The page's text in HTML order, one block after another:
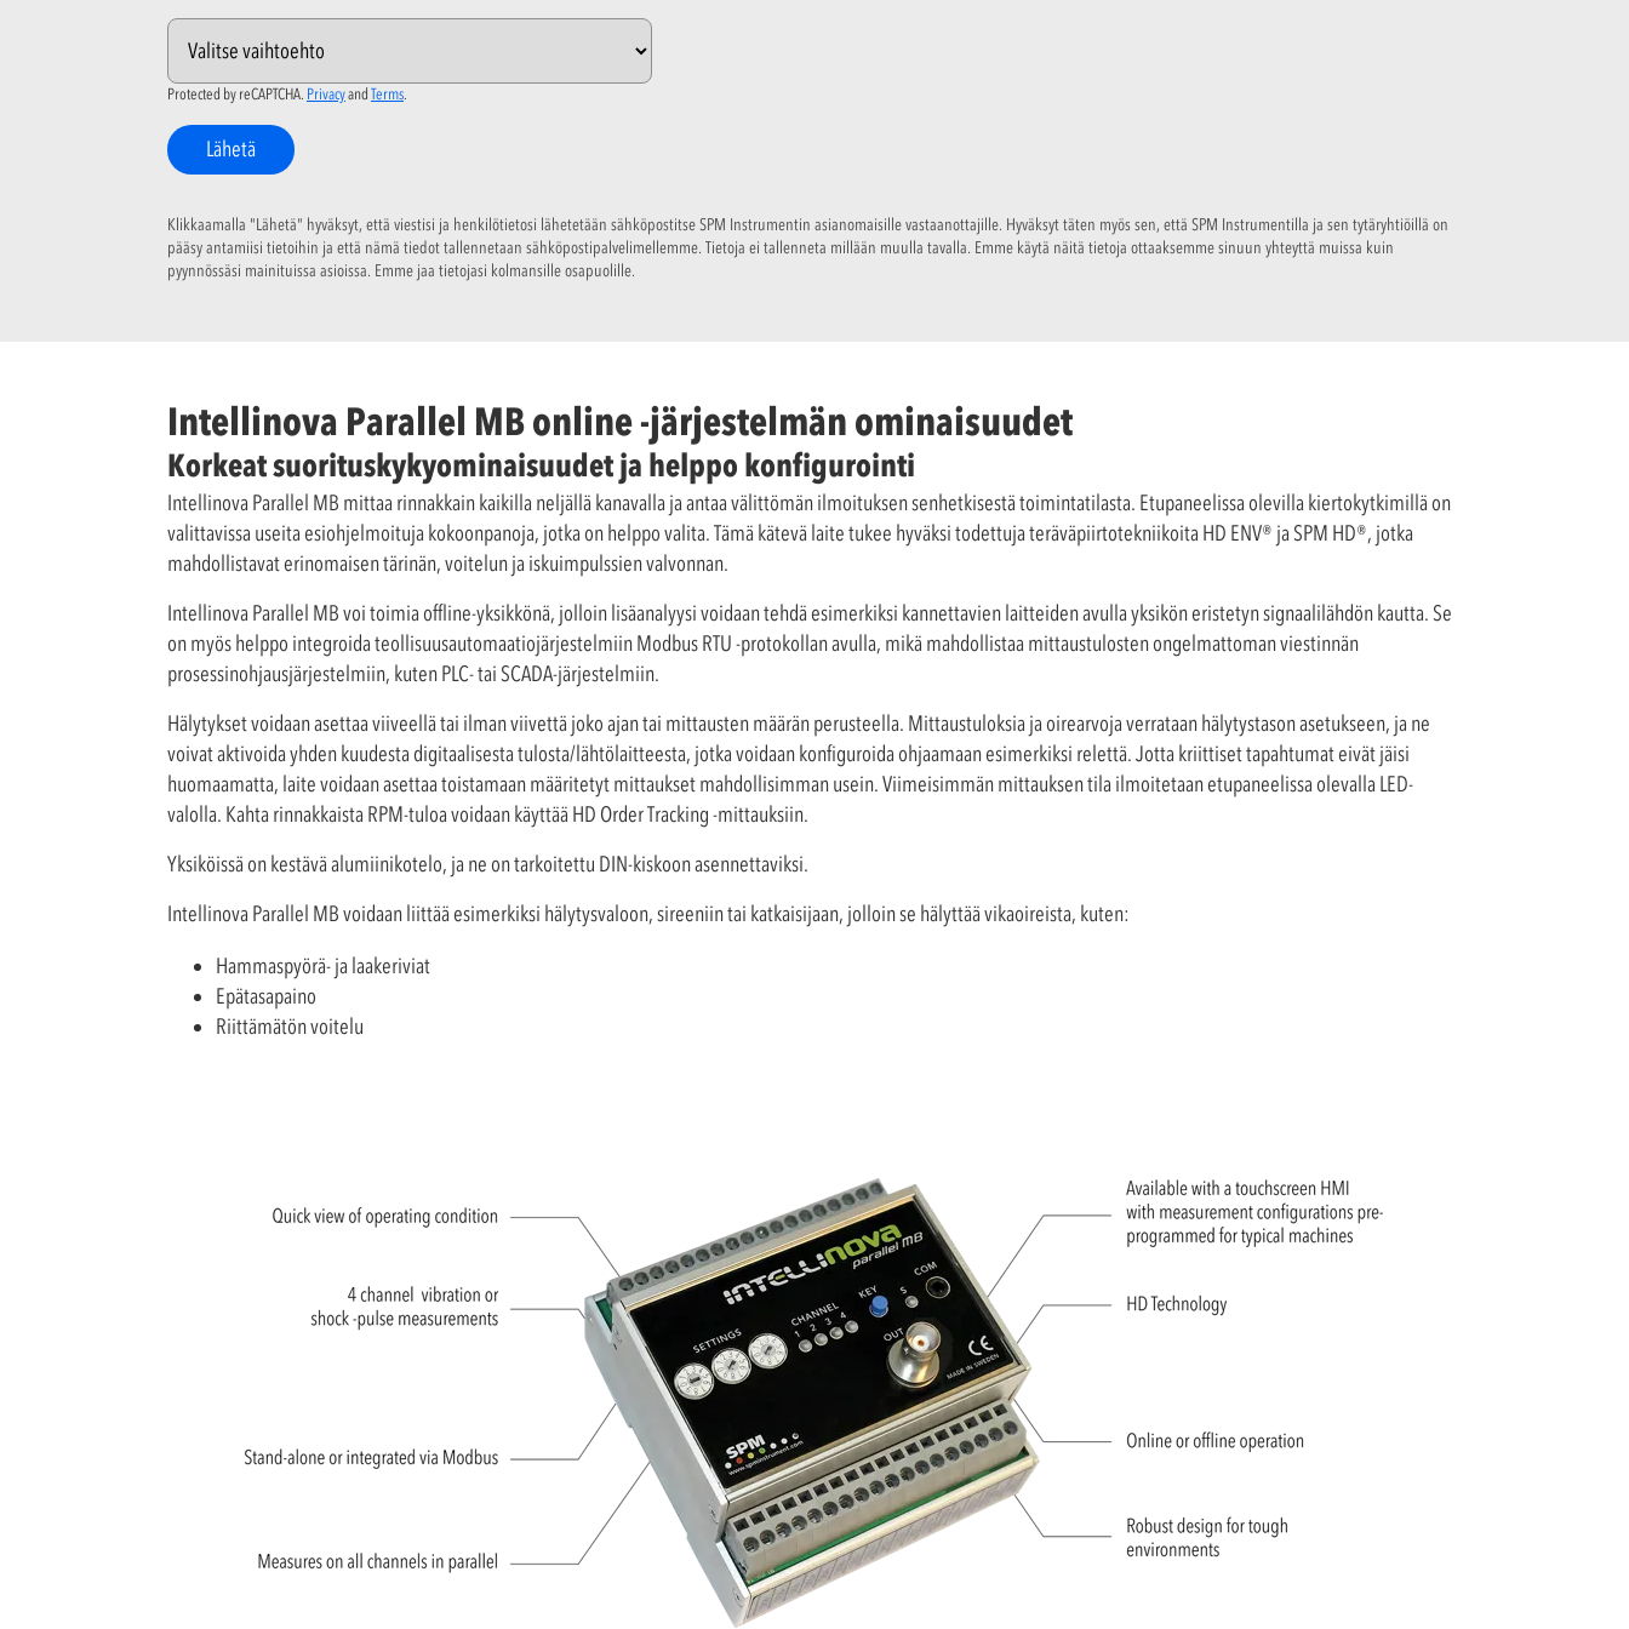
Protected by reCAPTCHA. Privacyand Terms.
Lähetä
Klikkaamalla "Lähetä" hyväksyt, että viestisi ja henkilötietosi lähetetään sähköpostitse SPM Instrumentin asianomaisille vastaanottajille. Hyväksyt täten myös sen, että SPM Instrumentilla ja sen tytäryhtiöillä on
pääsy antamiisi tietoihin ja että nämä tiedot tallennetaan sähköpostipalvelimellemme. Tietoja ei tallenneta millään muulla tavalla. Emme käytä näitä tietoja ottaaksemme sinuun yhteyttä muissa kuin
pyynnössäsi mainituissa asioissa. Emme jaa tietojasi kolmansille osapuolille.
Intellinova Parallel MB online -järjestelmän ominaisuudet
Korkeat suorituskykyominaisuudet ja helppo konfigurointi
Intellinova Parallel MB mittaa rinnakkain kaikilla neljällä kanavalla ja antaa välittömän ilmoituksen senhetkisestä toimintatilasta. Etupaneelissa olevilla kiertokytkimillä on
valittavissa useita esiohjelmoituja kokoonpanoja, jotka on helppo valita. Tämä kätevä laite tukee hyväksi todettuja teräväpiirtotekniikoita HD ENV® ja SPM HD®, jotka
mahdollistavat erinomaisen tärinän, voitelun ja iskuimpulssien valvonnan.
Intellinova Parallel MB voi toimia offline-yksikkönä, jolloin lisäanalyysi voidaan tehdä esimerkiksi kannettavien laitteiden avulla yksikön eristetyn signaalilähdön kautta. Se
on myös helppo integroida teollisuusautomaatiojärjestelmiin Modbus RTU -protokollan avulla, mikä mahdollistaa mittaustulosten ongelmattoman viestinnän
prosessinohjausjärjestelmiin, kuten PLC- tai SCADA-järjestelmiin.
Hälytykset voidaan asettaa viiveellä tai ilman viivettä joko ajan tai mittausten määrän perusteella. Mittaustuloksia ja oirearvoja verrataan hälytystason asetukseen, ja ne
voivat aktivoida yhden kuudesta digitaalisesta tulosta/lähtölaitteesta, jotka voidaan konfiguroida ohjaamaan esimerkiksi relettä. Jotta kriittiset tapahtumat eivät jäisi
huomaamatta, laite voidaan asettaa toistamaan määritetyt mittaukset mahdollisimman usein. Viimeisimmän mittauksen tila ilmoitetaan etupaneelissa olevalla LED-
valolla. Kahta rinnakkaista RPM-tuloa voidaan käyttää HD Order Tracking -mittauksiin.
Yksiköissä on kestävä alumiinikotelo, ja ne on tarkoitettu DIN-kiskoon asennettaviksi.
Intellinova Parallel MB voidaan liittää esimerkiksi hälytysvaloon, sireeniin tai katkaisijaan, jolloin se hälyttää vikaoireista, kuten:
Hammaspyörä- ja laakeriviat
Epätasapaino
Riittämätön voitelu